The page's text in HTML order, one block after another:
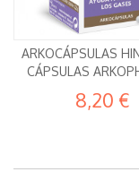
ARKOCÁPSULAS
CÁPSULAS
8,20 €